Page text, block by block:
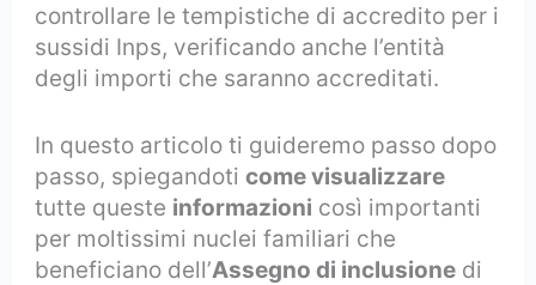
controllare le tempistiche di accredito per i
sussidi Inps, verificando anche l’entità
degli importi che saranno accreditati.
In questo articolo ti guideremo passo dopo
passo, spiegandoticome visualizzare
tutte queste informazioni così importanti
per moltissimi nuclei familiari che
beneficiano dell’Assegno di inclusione di